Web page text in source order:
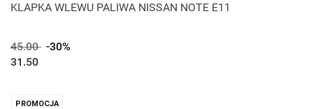
KLAPKA WLEWU PALIWA NISSAN NOTE E11
45.00 -30%
31.50
PROMOCJA